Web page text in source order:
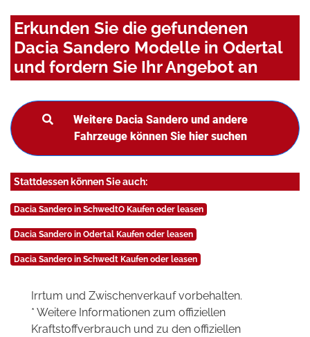
Erkunden Sie die gefundenen
Dacia Sandero Modelle in Odertal
und fordern Sie Ihr Angebot an
Weitere Dacia Sandero und andere
Fahrzeuge können Sie hier suchen
Stattdessen können Sie auch:
Dacia Sandero in SchwedtO Kaufen oder leasen
Dacia Sandero in Odertal Kaufen oder leasen
Dacia Sandero in Schwedt Kaufen oder leasen
Irrtum und Zwischenverkauf vorbehalten.
* Weitere Informationen zum offiziellen
Kraftstoffverbrauch und zu den offiziellen